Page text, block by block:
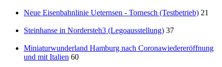
Neue Eisenbahnlinie Ueternsen - Tornesch (Testbetrieb) 21
Steinhanse in Nordersteh3 (Legoausstellung) 37
Miniaturwunderland Hamburg nach Coronawiedereröffnung
und mit Italien 60